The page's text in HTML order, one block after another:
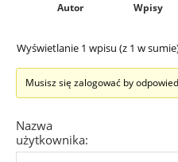
Autor Wpisy
Wyświetlanie 1 wpisu (z 1 w
Musisz się zalogować by
Nazwa
użytkownika: